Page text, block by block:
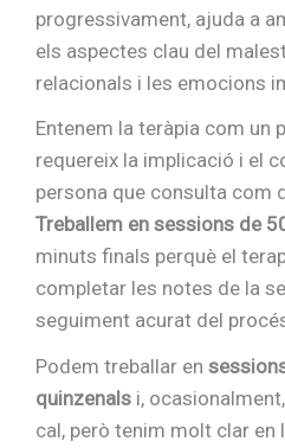
progressivament, ajuda a
els aspectes clau del
relacionals i les emocions
Entenem la teràpia com un
requereix la implicació i el
persona que consulta com
Treballem en sessions de
minuts finals perquè el
completar les notes de la
seguiment acurat del
Podem treballar en
quinzenals i,
cal, però tenim molt clar en